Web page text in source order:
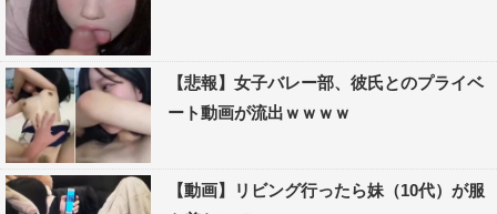
【悲報】女子バレー部、彼氏とのプライベ
ート動画が流出ｗｗｗｗ
【動画】リビング行ったら妹（10代）が服